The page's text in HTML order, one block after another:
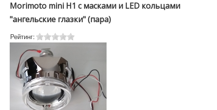
Поиск
Корзина
Карта сайта
Morimoto mini H1 с масками и LED кольцами
"ангельские глазки" (пара)
Рейтинг: